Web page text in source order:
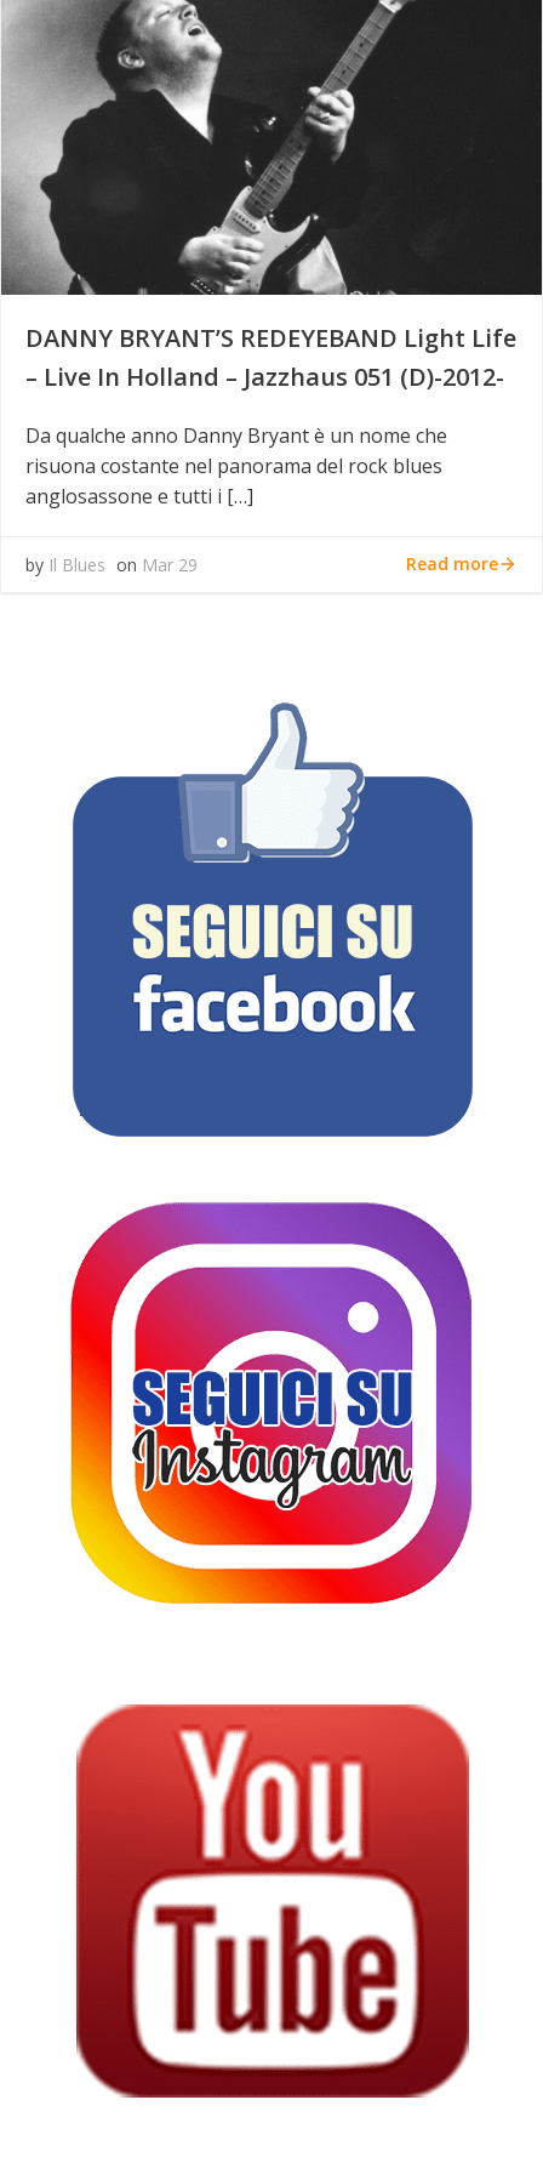
DANNY BRYANT’S REDEYEBAND Light Life
– Live In Holland – Jazzhaus 051 (D)-2012-
Da qualche anno Danny Bryant è un nome che
risuona costante nel panorama del rock blues
anglosassone e tutti i […]
by Il Blues on Mar 29 Read more